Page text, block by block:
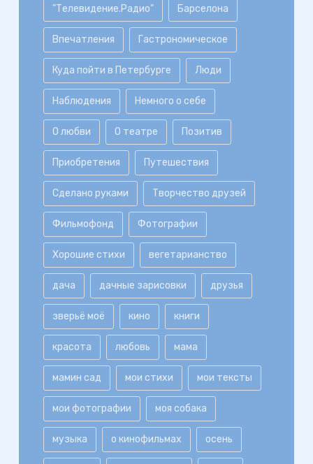
"Телевидение.Радио" Барселона
Впечатления Гастрономическое
Куда пойти в Петербурге Люди
Наблюдения Немного о себе
О любви О театре Позитив
Приобретения Путешествия
Сделано руками Творчество друзей
Фильмофонд Фотографии
Хорошие стихи вегетарианство
дача дачные зарисовки друзья
зверьё моё кино книги
красота любовь мама
мамин сад мои стихи мои тексты
мои фотографии моя собака
музыка о кинофильмах осень